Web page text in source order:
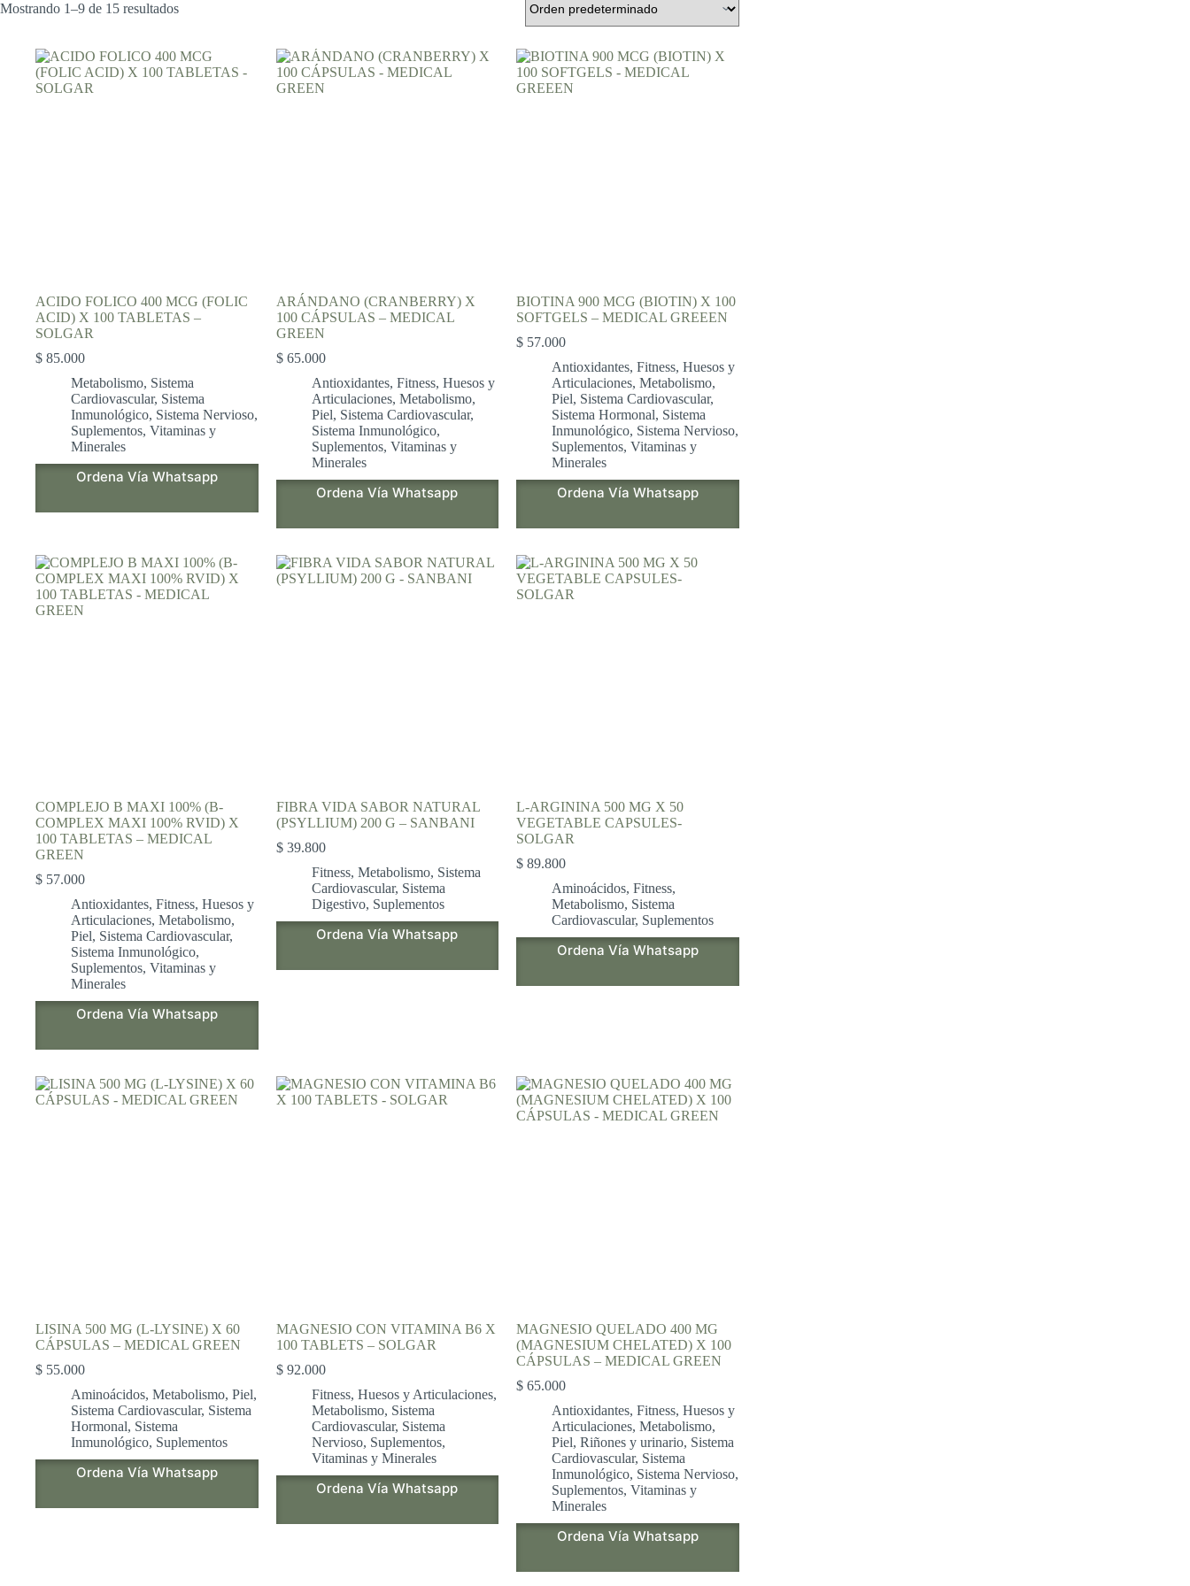
Mostrando 1–9 de 15 resultados
ACIDO FOLICO 400 MCG (FOLIC
ACID) X 100 TABLETAS –
SOLGAR
$ 85.000
Metabolismo, Sistema
Cardiovascular, Sistema
Inmunológico, Sistema Nervioso,
Suplementos, Vitaminas y
Minerales
Ordena Vía Whatsapp
ARÁNDANO (CRANBERRY) X
100 CÁPSULAS – MEDICAL
GREEN
$65.000
Antioxidantes, Fitness, Huesos y
Articulaciones, Metabolismo,
Piel, Sistema Cardiovascular,
Sistema Inmunológico,
Suplementos, Vitaminas y
Minerales
Ordena Vía Whatsapp
BIOTINA 900 MCG (BIOTIN) X 100
SOFTGELS – MEDICAL GREEEN
$ 57.000
Antioxidantes,Fitness,Huesos y
Articulaciones,Metabolismo,
Piel, Sistema Cardiovascular,
Sistema Hormonal, Sistema
Inmunológico, Sistema Nervioso,
Suplementos,Vitaminas y
Minerales
Ordena Vía Whatsapp
COMPLEJO B MAXI 100% (B-
COMPLEX MAXI 100% RVID) X
100 TABLETAS – MEDICAL
GREEN
$ 57.000
Antioxidantes, Fitness, Huesos y
Articulaciones, Metabolismo,
Piel, Sistema Cardiovascular,
Sistema Inmunológico,
Suplementos, Vitaminas y
Minerales
Ordena Vía Whatsapp
FIBRA VIDA SABOR NATURAL
(PSYLLIUM) 200 G – SANBANI
$39.800
Fitness, Metabolismo, Sistema
Cardiovascular, Sistema
Digestivo, Suplementos
Ordena Vía Whatsapp
L-ARGININA 500 MG X 50
VEGETABLE CAPSULES-
SOLGAR
$ 89.800
Aminoácidos,Fitness,
Metabolismo, Sistema
Cardiovascular, Suplementos
Ordena Vía Whatsapp
LISINA 500 MG (L-LYSINE) X 60
CÁPSULAS – MEDICAL GREEN
$ 55.000
Aminoácidos, Metabolismo, Piel,
Sistema Cardiovascular, Sistema
Hormonal, Sistema
Inmunológico, Suplementos
Ordena Vía Whatsapp
MAGNESIO CON VITAMINA B6 X
100 TABLETS – SOLGAR
$92.000
Fitness, Huesos y Articulaciones,
Metabolismo, Sistema
Cardiovascular, Sistema
Nervioso, Suplementos,
Vitaminas y Minerales
Ordena Vía Whatsapp
MAGNESIO QUELADO 400 MG
(MAGNESIUM CHELATED) X 100
CÁPSULAS – MEDICAL GREEN
$ 65.000
Antioxidantes,Fitness,Huesos y
Articulaciones,Metabolismo,
Piel,Riñones y urinario, Sistema
Cardiovascular, Sistema
Inmunológico, Sistema Nervioso,
Suplementos,Vitaminas y
Minerales
Ordena Vía Whatsapp